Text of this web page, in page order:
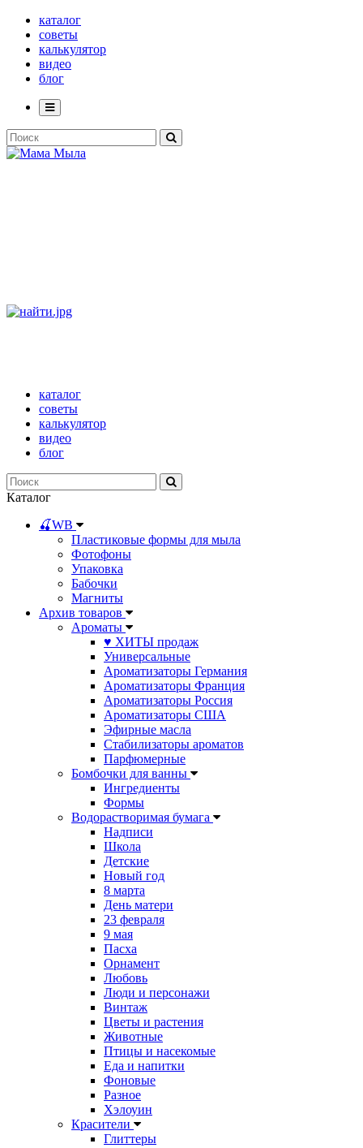
каталог
советы
калькулятор
видео
блог
каталог
советы
калькулятор
видео
блог
Каталог
🍒WB
Пластиковые формы для мыла
Фотофоны
Упаковка
Бабочки
Магниты
Архив товаров
Ароматы
♥ ХИТЫ продаж
Универсальные
Ароматизаторы Германия
Ароматизаторы Франция
Ароматизаторы Россия
Ароматизаторы США
Эфирные масла
Стабилизаторы ароматов
Парфюмерные
Бомбочки для ванны
Ингредиенты
Формы
Водорастворимая бумага
Надписи
Школа
Детские
Новый год
8 марта
День матери
23 февраля
9 мая
Пасха
Орнамент
Любовь
Люди и персонажи
Винтаж
Цветы и растения
Животные
Птицы и насекомые
Еда и напитки
Фоновые
Разное
Хэлоуин
Красители
Глиттеры